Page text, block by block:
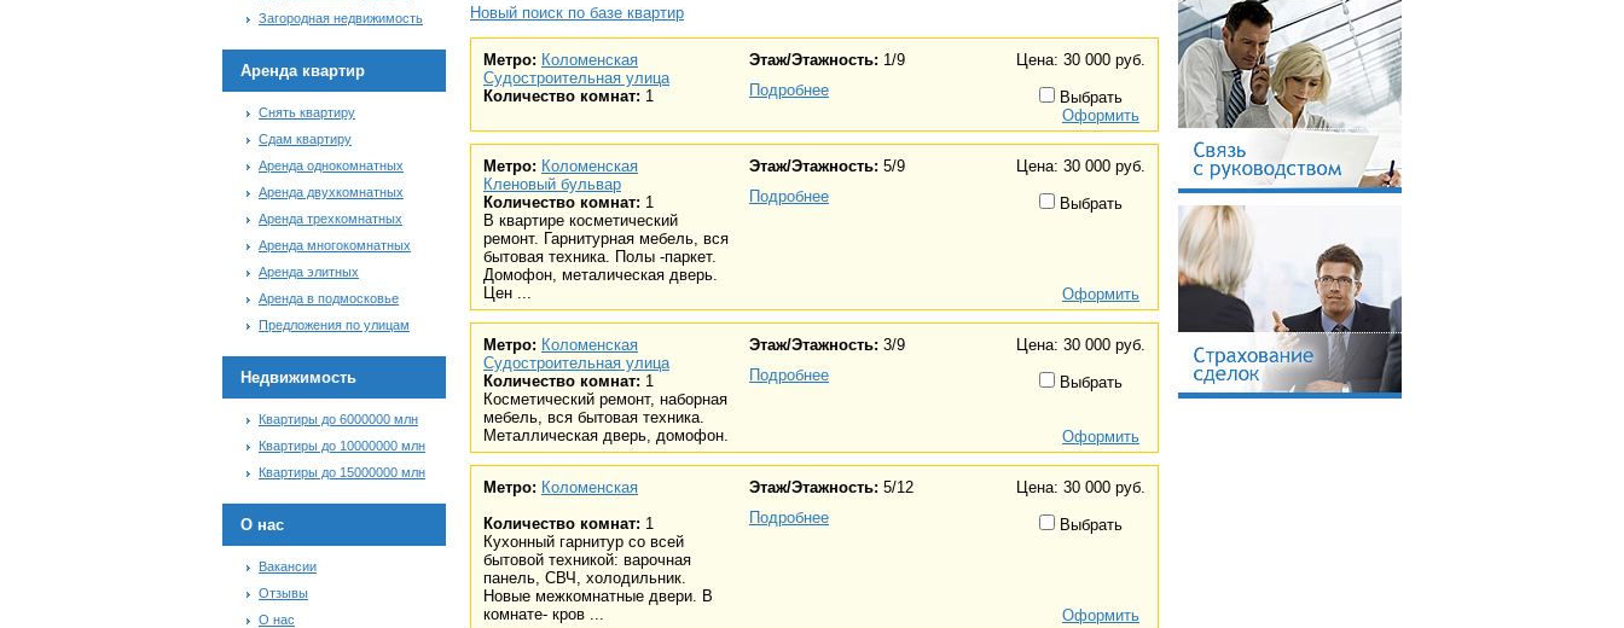
Загородная недвижимость
Аренда квартир
Снять квартиру
Сдам квартиру
Аренда однокомнатных
Аренда двухкомнатных
Аренда трехкомнатных
Аренда многокомнатных
Аренда элитных
Аренда в подмосковье
Предложения по улицам
Недвижимость
Квартиры до 6000000 млн
Квартиры до 10000000 млн
Квартиры до 15000000 млн
О нас
Вакансии
Отзывы
О нас
Новый поиск по базе квартир
Метро: Коломенская
Судостроительная улица
Количество комнат: 1
Этаж/Этажность: 1/9
Подробнее
Цена: 30 000 руб.
Выбрать
Оформить
Метро: Коломенская
Кленовый бульвар
Количество комнат: 1
В квартире косметический
ремонт. Гарнитурная мебель, вся
бытовая техника. Полы -паркет.
Домофон, металическая дверь.
Цен ...
Этаж/Этажность: 5/9
Подробнее
Цена: 30 000 руб.
Выбрать
Оформить
Метро: Коломенская
Судостроительная улица
Количество комнат: 1
Косметический ремонт, наборная
мебель, вся бытовая техника.
Металлическая дверь, домофон.
Этаж/Этажность: 3/9
Подробнее
Цена: 30 000 руб.
Выбрать
Оформить
Метро: Коломенская
Количество комнат: 1
Кухонный гарнитур со всей
бытовой техникой: варочная
панель, СВЧ, холодильник.
Новые межкомнатные двери. В
комнате- кров ...
Этаж/Этажность: 5/12
Подробнее
Цена: 30 000 руб.
Выбрать
Оформить